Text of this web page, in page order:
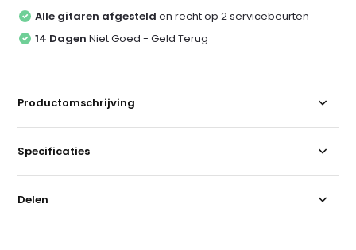
Alle gitaren afgesteld en recht op 2 servicebeurten
14 Dagen Niet Goed - Geld Terug
Productomschrijving
Specificaties
Delen